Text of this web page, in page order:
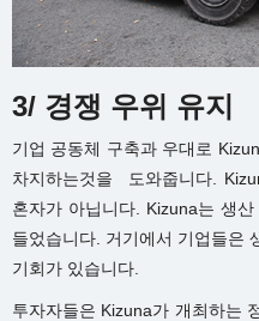
3/ 경쟁 우위 유지
기업 공동체 구축과 우대로
차지하는것을 도와줍니다.
혼자가 아닙니다. Kizuna는 생
들었습니다. 거기에서 기업들은
기회가 있습니다.
투자자들은 Kizuna가 개최하는